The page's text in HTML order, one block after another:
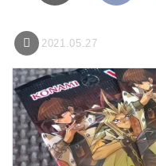
2021.05.27